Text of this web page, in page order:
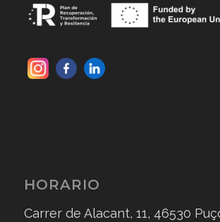
HORARIO
Carrer de Alacant, 11, 46530